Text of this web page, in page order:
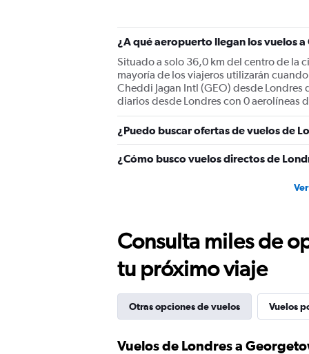
axis
displaying
Range:
0
to
2400.
¿A qué aeropuerto llegan los vuelos
Situado a solo 36,0 km del centro de la
mayoría de los viajeros utilizarán
Cheddi Jagan Intl (GEO) desde
diarios desde Londres con 0 aerolíneas
¿Puedo buscar ofertas de vuelos de
¿Cómo busco vuelos directos de
Consulta miles de
tu próximo viaje
Otras opciones de vuelos Vuelos
Vuelos de Londres a